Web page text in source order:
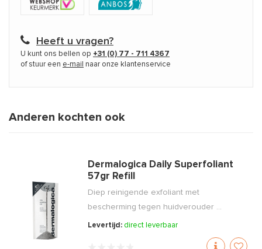
Heeft u vragen?
U kunt ons bellen op +31 (0) 77 - 711 4367
of stuur een e-mail naar onze klantenservice
Anderen kochten ook
Dermalogica Daily Superfoliant
57gr Refill
Diep reinigende exfoliant met
bescherming tegen huidverouder ...
Levertijd: direct leverbaar